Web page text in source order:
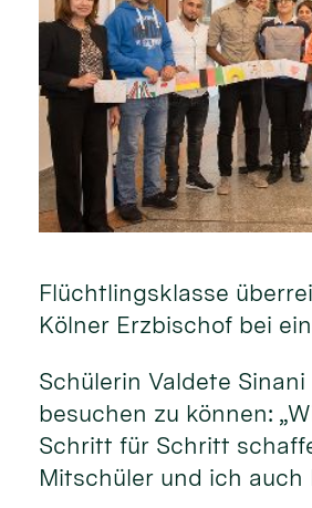
Flüchtlingsklasse
Kölner Erzbischof bei
Schülerin Valdete
besuchen zu können:
Schritt für Schritt
Mitschüler und ich auch